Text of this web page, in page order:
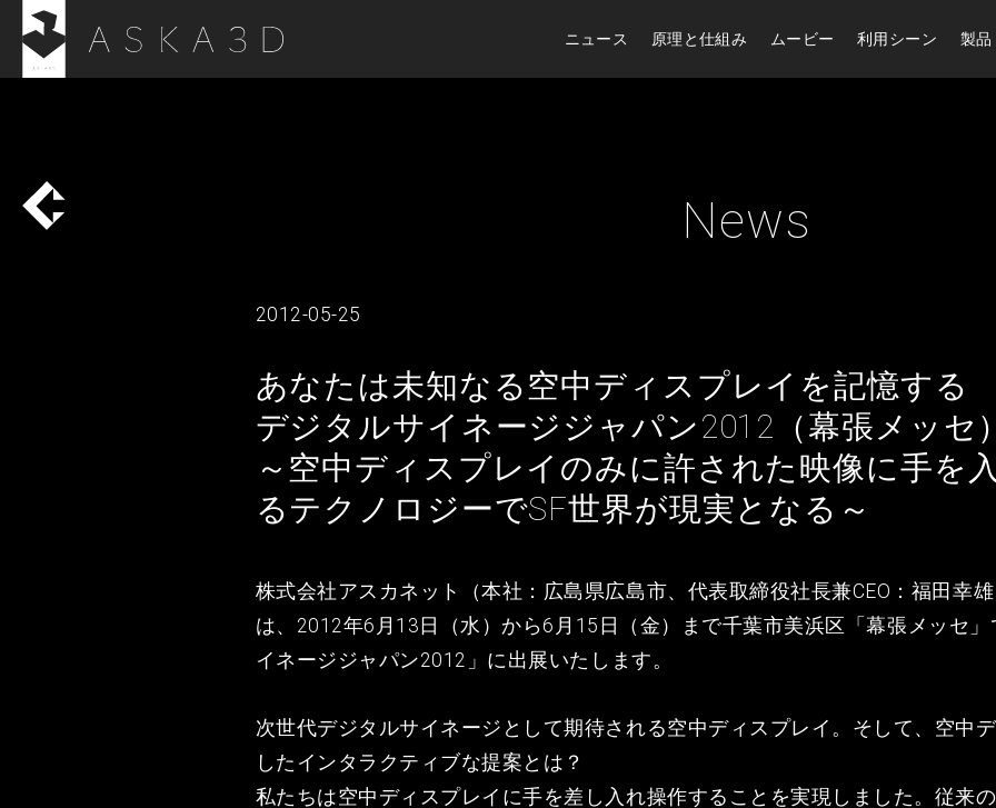
ニュース 原理と仕組み ムービー 利用シーン 製品
News
2012-05-25
あなたは未知なる空中ディスプレイを記憶する
デジタルサイネージジャパン2012（幕張メッセ
～空中ディスプレイのみに許された映像に手を
るテクノロジーでSF世界が現実となる～
株式会社アスカネット（本社：広島県広島市、代表取締役社長兼CEO：福田幸
は、2012年6月13日（水）から6月15日（金）まで千葉市美浜区「幕張メッセ
イネージジャパン2012」に出展いたします。
次世代デジタルサイネージとして期待される空中ディスプレイ。そして、空中
したインタラクティブな提案とは？
私たちは空中ディスプレイに手を差し入れ操作することを実現しました。従来